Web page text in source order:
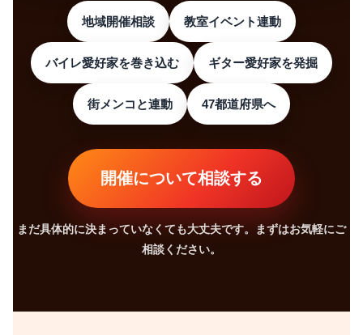
地域開催相談 教室イベント連動
バイレ愛好家を巻き込む ギター愛好家を発掘
街メンコと連動 47都道府県へ
開催について相談する
まだ具体的に決まっていなくても大丈夫です。まずはお気軽にご
相談ください。